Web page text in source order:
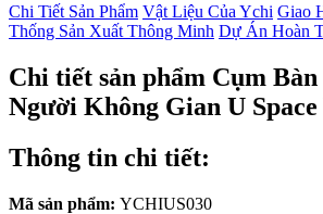
Chi Tiết Sản Phẩm Vật Liệu Của Ychi Giao
Thống Sản Xuất Thông Minh Dự Án Hoàn
Chi tiết sản phẩm Cụm
Người Không Gian U
Thông tin chi tiết:
Mã sản phẩm: YCHIUS030